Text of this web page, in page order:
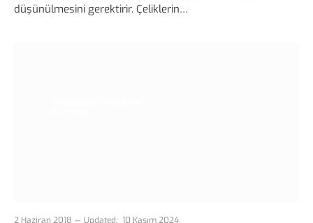
düşünülmesini gerektirir. Çeliklerin…
2 Haziran 2018 Updated: 10 Kasım 2024